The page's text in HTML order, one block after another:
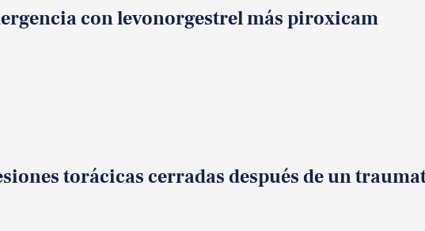
con levonorgestrel más piroxicam
torácicas cerradas después de un